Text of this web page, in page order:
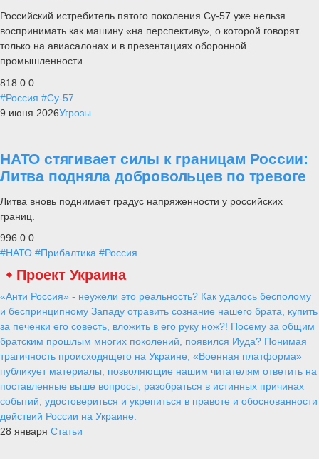
Российский истребитель пятого поколения Су-57 уже нельзя
воспринимать как машину «на перспективу», о которой говорят
только на авиасалонах и в презентациях оборонной
промышленности.
818 0 0
#Россия #Су-57
9 июня 2026Угрозы
НАТО стягивает силы к границам России:
Литва подняла добровольцев по тревоге
Литва вновь поднимает градус напряженности у российских
границ.
996 0 0
#НАТО #Прибалтика #Россия
Проект Украина
«Анти Россия» - неужели это реальность? Как удалось бесполому
и беспринципному Западу отравить сознание нашего брата, купить
за печенки его совесть, вложить в его руку нож?! Посему за общим
братским прошлым многих поколений, появился Иуда? Понимая
трагичность происходящего на Украине, «Военная платформа»
публикует материалы, позволяющие нашим читателям ответить на
поставленные выше вопросы, разобраться в истинных причинах
событий, удостовериться и укрепиться в правоте и обоснованности
действий России на Украине.
28 января Статьи